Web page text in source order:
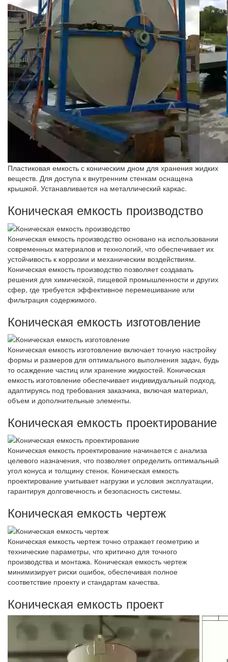
Пластиковая емкость с коническим дном для хранения жидких
веществ. Для доступа к внутренним стенкам оснащена
крышкой. Устанавливается на металлический каркас.
Коническая емкость производство
Коническая емкость производство основано на использовании
современных материалов и технологий, что обеспечивает их
устойчивость к коррозии и механическим воздействиям.
Коническая емкость производство позволяет создавать
решения для химической, пищевой промышленности и других
сфер, где требуется эффективное перемешивание или
фильтрация содержимого.
Коническая емкость изготовление
Коническая емкость изготовление включает точную настройку
формы и размеров для оптимального выполнения задач, будь
то осаждение частиц или хранение жидкостей. Коническая
емкость изготовление обеспечивает индивидуальный подход,
адаптируясь под требования заказчика, включая материал,
объем и дополнительные элементы.
Коническая емкость проектирование
Коническая емкость проектирование начинается с анализа
целевого назначения, что позволяет определить оптимальный
угол конуса и толщину стенок. Коническая емкость
проектирование учитывает нагрузки и условия эксплуатации,
гарантируя долговечность и безопасность системы.
Коническая емкость чертеж
Коническая емкость чертеж точно отражает геометрию и
технические параметры, что критично для точного
производства и монтажа. Коническая емкость чертеж
минимизирует риски ошибок, обеспечивая полное
соответствие проекту и стандартам качества.
Коническая емкость проект